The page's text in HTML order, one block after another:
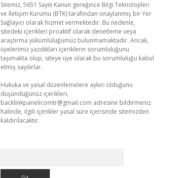
Sitemiz, 5651 Sayılı Kanun gereğince Bilgi Teknolojileri
ve İletişim Kurumu (BTK) tarafından onaylanmış bir Yer
Sağlayıcı olarak hizmet vermektedir. Bu nedenle,
sitedeki içerikleri proaktif olarak denetleme veya
araştırma yükümlülüğümüz bulunmamaktadır. Ancak,
üyelerimiz yazdıkları içeriklerin sorumluluğunu
taşımakta olup, siteye üye olarak bu sorumluluğu kabul
etmiş sayılırlar.
Hukuka ve yasal düzenlemelere aykırı olduğunu
düşündüğünüz içerikleri,
backlinkpanelicomtr@gmail.com adresine bildirmeniz
halinde, ilgili içerikler yasal süre içerisinde sitemizden
kaldırılacaktır.